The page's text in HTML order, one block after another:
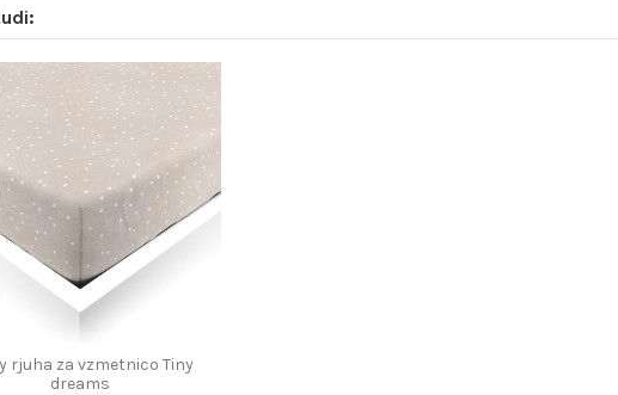
rjuha za vzmetnico Tiny
dreams